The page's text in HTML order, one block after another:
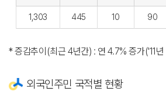
1,303 445 10 90
* 증감추이(최근 4년간) : 연 4.7% 증가('11
외국인주민 국적별 현황